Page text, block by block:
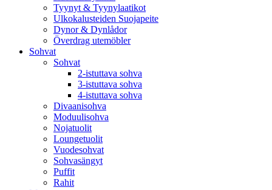
Tyynyt & Tyynylaatikot
Ulkokalusteiden Suojapeite
Dynor & Dynlådor
Överdrag utemöbler
Sohvat
Sohvat
2-istuttava sohva
3-istuttava sohva
4-istuttava sohva
Divaanisohva
Moduulisohva
Nojatuolit
Loungetuolit
Vuodesohvat
Sohvasängyt
Puffit
Rahit